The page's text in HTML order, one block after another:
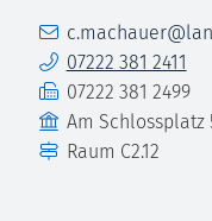
E-Mail
Telefon07222 381 2411
Fax 07222 381 2499
Gebäude
Am Schlossplatz
Raum C2.12